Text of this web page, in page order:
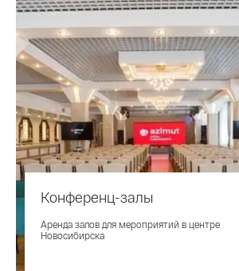
Конференц-залы
Аренда залов для мероприятий в центре
Новосибирска